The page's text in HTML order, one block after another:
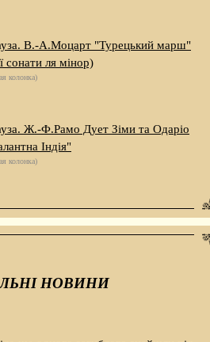
В.-А.Моцарт "Турецький марш"
сонати ля мінор)
колонка)
Ж.-Ф.Рамо Дует Зіми та Одаріо
Індія"
колонка)
НОВИНИ